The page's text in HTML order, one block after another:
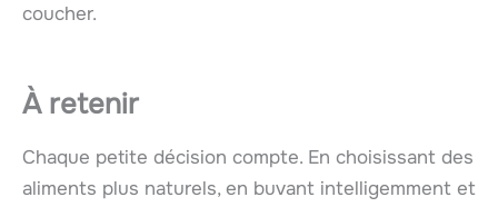
coucher.
À retenir
Chaque petite décision compte. En choisissant des
aliments plus naturels, en buvant intelligemment et